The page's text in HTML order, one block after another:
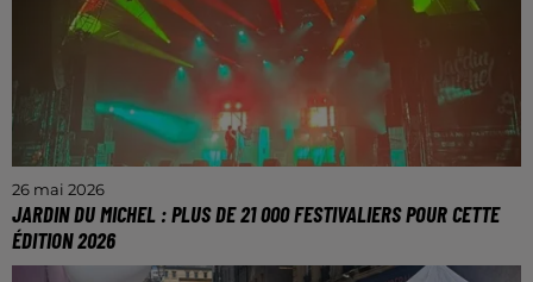
26 mai 2026
JARDIN DU MICHEL : PLUS DE 21 000 FESTIVALIERS POUR CETTE
ÉDITION 2026
Une 21e édition marquée par une météo